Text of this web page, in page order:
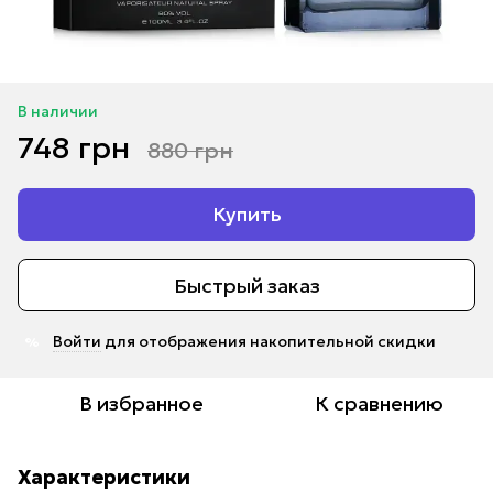
В наличии
748 грн 880 грн
Купить
Быстрый заказ
Войти для отображения накопительной скидки
В избранное К сравнению
Характеристики